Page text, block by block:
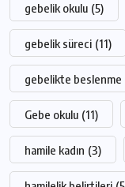
gebelik okulu (5)
gebelik süreci (11)
gebelikte beslenme
Gebe okulu (11)
hamile kadın (3)